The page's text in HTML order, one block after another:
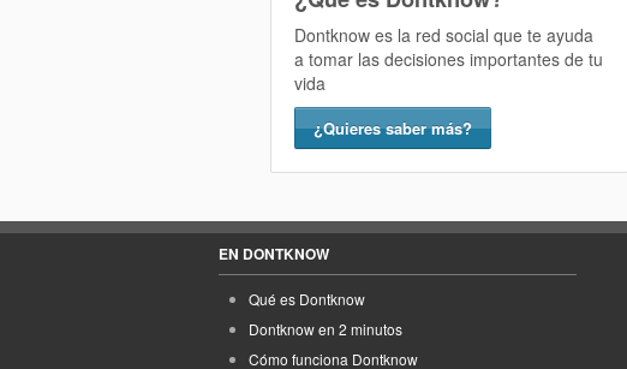
Dontknow es la red social que te ayuda
a tomar las decisiones importantes de tu
vida
¿Quieres saber más?
EN DONTKNOW
Qué es Dontknow
Dontknow en 2 minutos
Cómo funciona Dontknow